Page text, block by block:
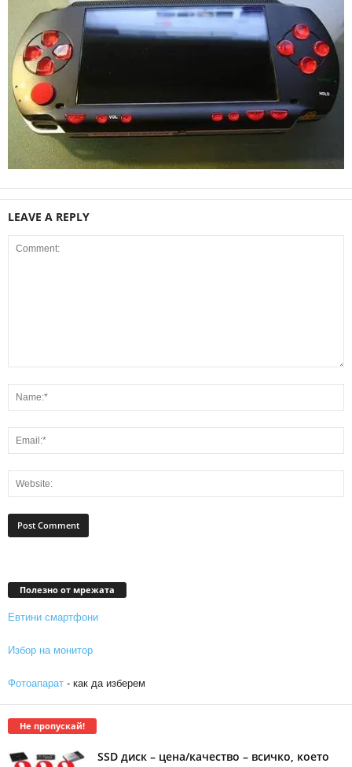
LEAVE A REPLY
Полезно от мрежата
Евтини смартфони
Избор на монитор
Фотоапарат - как да изберем
Не пропускай!
SSD диск – цена/качество – всичко, което